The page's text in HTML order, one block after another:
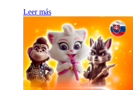
Leer más